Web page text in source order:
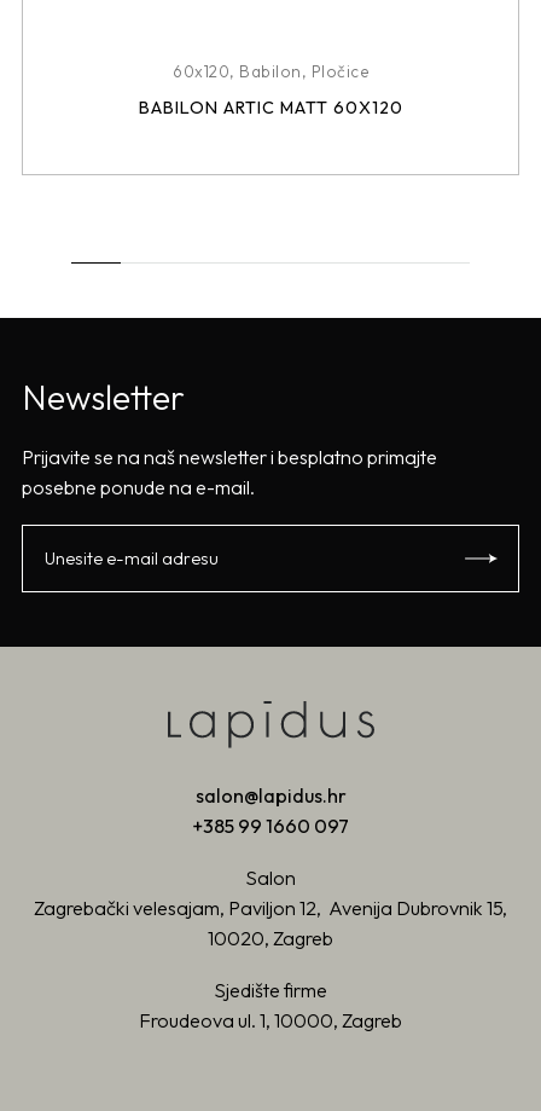
60x120, Babilon, Pločice
BABILON ARTIC MATT 60X120
Newsletter
Prijavite se na naš newsletter i besplatno primajte
posebne ponude na e-mail.
salon@lapidus.hr
+385 99 1660 097
Salon
Zagrebački velesajam, Paviljon 12, Avenija Dubrovnik 15,
10020, Zagreb
Sjedište firme
Froudeova ul. 1, 10000, Zagreb